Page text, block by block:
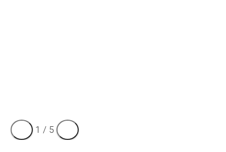
1 / 5